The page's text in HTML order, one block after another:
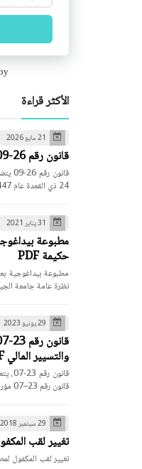
الأكثر قراءة
21 مايو 2026
قانون رقم 26-09 يتضمن قانون المرور PDF
24 ذي القعدة عام 1447 الموافق 12 مايو سنة 2026، يتضمن …
31 يناير 2021
مطبوعة
حكيمة PDF
نظرة عامة جامعة
29 يونيو 2023
والتسيير المالي PDF
قانون رقم 23–07 مؤرخ في 3 ذي الحجة عام 1444 الموا…
29 سبتمبر 2018
تغيير لقب
تغيير لقب المكفول